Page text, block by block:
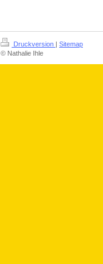
Druckversion | Sitemap
© Nathalie Ihle